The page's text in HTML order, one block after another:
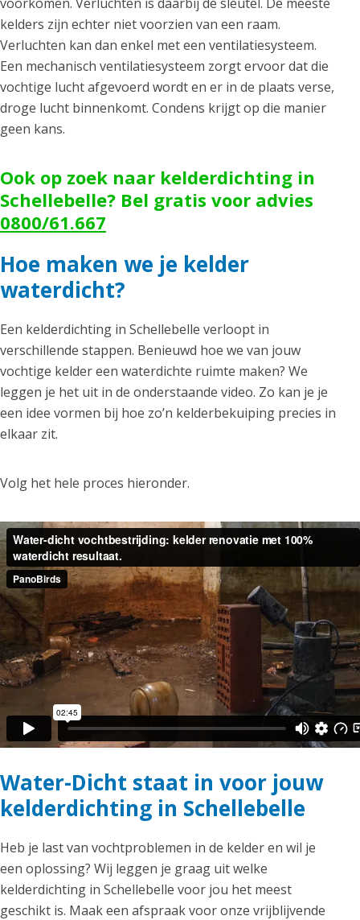
kelders zijn echter niet voorzien van een raam.
Verluchten kan dan enkel met een ventilatiesysteem.
Een mechanisch ventilatiesysteem zorgt ervoor dat die
vochtige lucht afgevoerd wordt en er in de plaats verse,
droge lucht binnenkomt. Condens krijgt op die manier
geen kans.
Ook op zoek naar kelderdichting in
Schellebelle? Bel gratis voor advies
0800/61.667
Hoe maken we je kelder
waterdicht?
Een kelderdichting in Schellebelle verloopt in
verschillende stappen. Benieuwd hoe we van jouw
vochtige kelder een waterdichte ruimte maken? We
leggen je het uit in de onderstaande video. Zo kan je je
een idee vormen bij hoe zo’n kelderbekuiping precies in
elkaar zit.
Volg het hele proces hieronder.
Water-Dicht staat in voor jouw
kelderdichting in Schellebelle
Heb je last van vochtproblemen in de kelder en wil je
een oplossing? Wij leggen je graag uit welke
kelderdichting in Schellebelle voor jou het meest
geschikt is. Maak een afspraak voor onze vrijblijvende